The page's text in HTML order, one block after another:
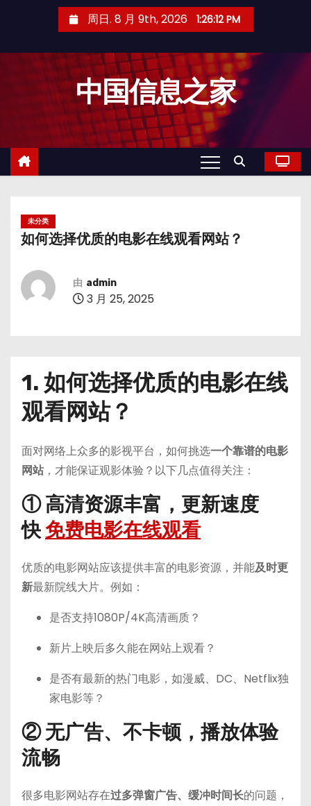
周日. 8 月 9th, 2026 1:26:13 PM
中国信息之家
未分类
如何选择优质的电影在线观看网站？
由 admin
3 月 25, 2025
1. 如何选择优质的电影在线
观看网站？
面对网络上众多的影视平台，如何挑选一个靠谱的电影
网站，才能保证观影体验？以下几点值得关注：
① 高清资源丰富，更新速度
快免费电影在线观看
优质的电影网站应该提供丰富的电影资源，并能及时更
新最新院线大片。例如：
是否支持1080P/4K高清画质？
新片上映后多久能在网站上观看？
是否有最新的热门电影，如漫威、DC、Netflix独
家电影等？
② 无广告、不卡顿，播放体验
流畅
很多电影网站存在过多弹窗广告、缓冲时间长的问题，